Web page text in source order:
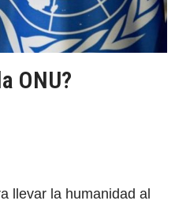
ONU?
llevar la humanidad al